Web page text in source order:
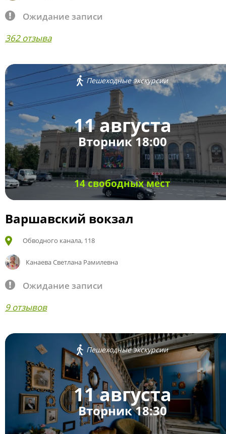
Ожидание записи
362 отзыва
Пешеходные экскурсии
11 августа
Вторник 18:00
14 свободных мест
Варшавский вокзал
Обводного канала, 118
Канаева Светлана Рамилевна
Ожидание записи
9 отзывов
Пешеходные экскурсии
11 августа
Вторник 18:30